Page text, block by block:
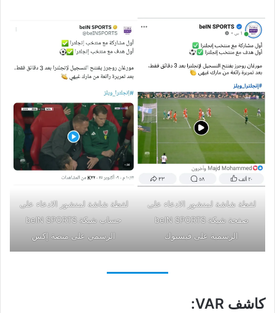
لقطة شاشة لمنشور الادعاء على
صفحة شبكة beIN SPORTS
الرسمية على فيسبوك
لقطة شاشة لمنشور الادعاء على
حساب شبكة beIN SPORTS
الرسمي على منصة إكس
كاشف VAR: